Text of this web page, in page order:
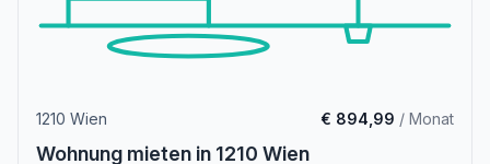
1210 Wien € 894,99 / Monat
Wohnung mieten in 1210 Wien